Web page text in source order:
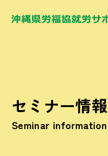
セミナー情報
Seminar information